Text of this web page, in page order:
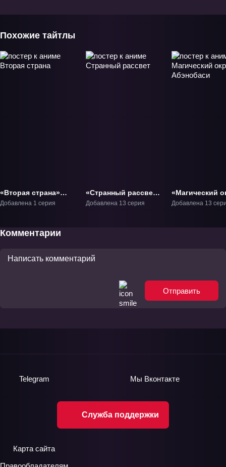
Похожие тайтлы
«Вторая страна»
Фильм-1
Добавлена 1 серия
«Странный рассвет»
ТВ-1
Добавлена 13 серия
«Магический
Абэнобаси»
Добавлена 13
Комментарии
Отправить
Служба поддержки
Telegram Мы Вконтакте
Карта сайта